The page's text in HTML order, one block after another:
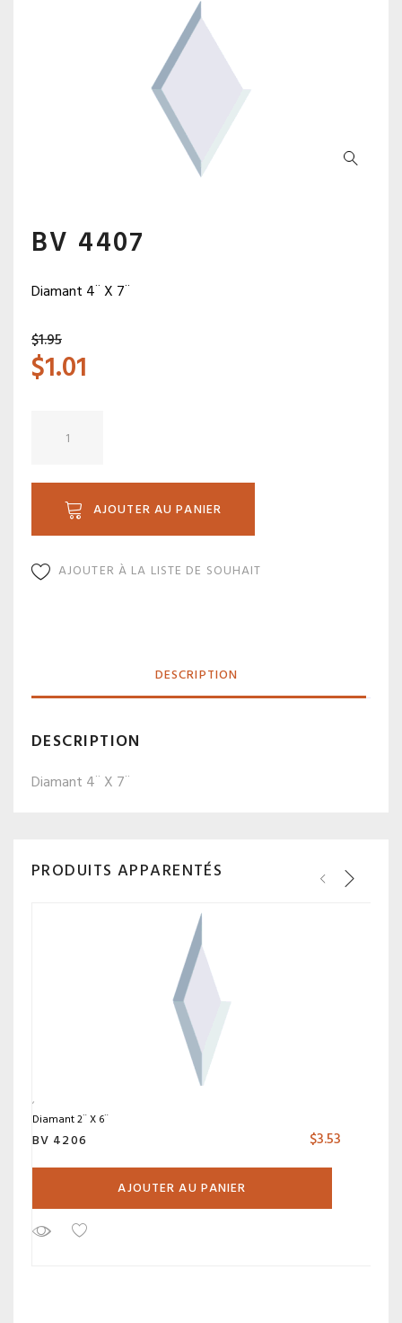
BV 4407
Diamant 4¨ X 7¨
$1.95
$1.01
AJOUTER AU PANIER
AJOUTER À LA LISTE DE SOUHAIT
DESCRIPTION
DESCRIPTION
Diamant 4¨ X 7¨
PRODUITS APPARENTÉS
Diamant 2¨ X 6¨
BV 4206 $3.53
AJOUTER AU PANIER